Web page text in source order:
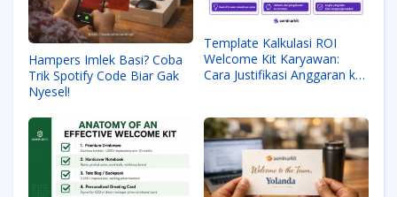
Hampers Imlek Basi? Coba
Trik Spotify Code Biar Gak
Nyesel!
Template Kalkulasi ROI
Welcome Kit Karyawan:
Cara Justifikasi Anggaran ke